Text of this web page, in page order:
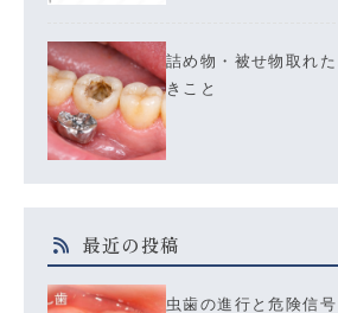
詰め物・被せ物取れ
きこと
最近の投稿
虫歯の進行と危険信号